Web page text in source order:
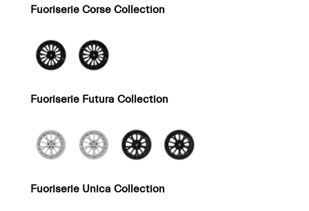
Fuoriserie Corse Collection
Fuoriserie Futura Collection
Fuoriserie Unica Collection